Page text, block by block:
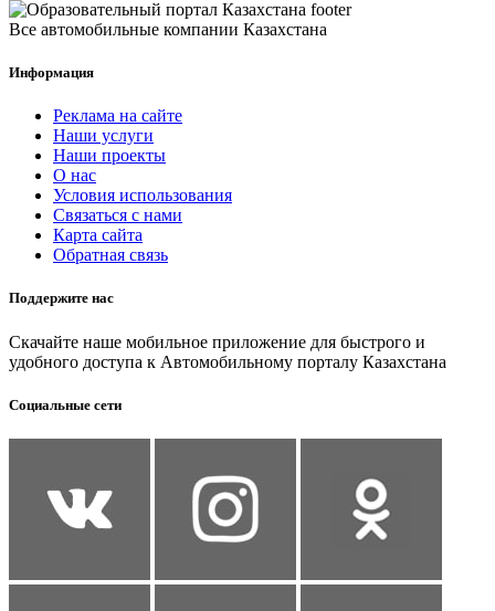
Все автомобильные компании Казахстана
Информация
Реклама на сайте
Наши услуги
Наши проекты
О нас
Условия использования
Связаться с нами
Карта сайта
Обратная связь
Поддержите нас
Скачайте наше мобильное приложение для быстрого и
удобного доступа к Автомобильному порталу Казахстана
Социальные сети